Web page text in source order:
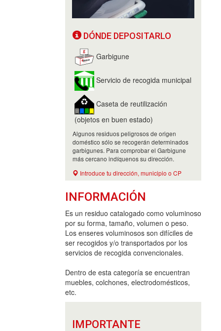
DÓNDE DEPOSITARLO
Garbigune
Servicio de recogida municipal
Caseta de reutilización
(objetos en buen estado)
Algunos residuos peligrosos de origen
doméstico sólo se recogerán determinados
garbigunes. Para comprobar el Garbigune
más cercano indíquenos su dirección.
Introduce tu dirección, municipio o CP
INFORMACIÓN
Es un residuo catalogado como voluminoso
por su forma, tamaño, volumen o peso.
Los enseres voluminosos son difíciles de
ser recogidos y/o transportados por los
servicios de recogida convencionales.
Dentro de esta categoría se encuentran
muebles, colchones, electrodomésticos,
etc.
IMPORTANTE